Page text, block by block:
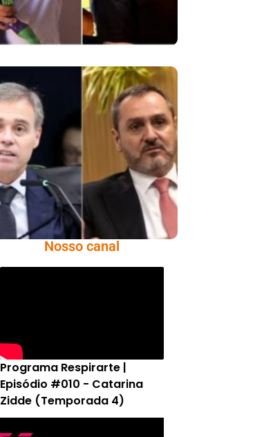
Superintendentes Da
Polícia Federal
Manifestam Apoio
Ao Diretor-Geral Em
Meio A Tensão Com
O STF
Nosso canal
Programa Respirarte |
Episódio #010 - Catarina
Zidde (Temporada 4)